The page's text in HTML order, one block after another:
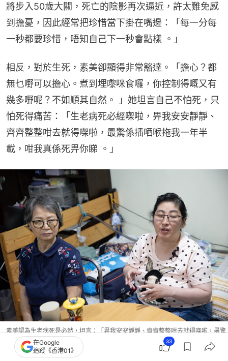
將步入50歲大關，死亡的陰影再次逼近，許太難免感
到擔憂，因此經常把珍惜當下掛在嘴邊：「每一分每
一秒都要珍惜，唔知自己下一秒會點樣 。」
相反，對於生死，素美卻顯得非常豁達。「擔心？都
無乜嘢可以擔心。煮到埋嚟咪食囉，你控制得嘅又有
幾多嘢呢？不如順其自然。 」她坦言自己不怕死，只
怕死得痛苦：「生老病死必經㗎啦，畀我安安靜靜、
齊齊整整咁去就得㗎啦，最驚係插哂喉拖我一年半
載，咁我真係死畀你睇 。」
素美認為生老病死是必然，坦言：「畀我安安靜靜、齊齊整整咁去就得㗎啦，最驚
係插哂喉拖我一年半載 。」（梁鵬威攝）
在Google
追蹤《香港01》
33